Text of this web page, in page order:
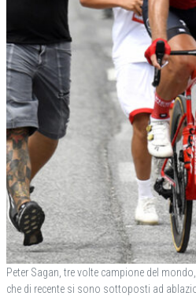
Peter Sagan, tre volte campione del
che di recente si sono sottoposti ad